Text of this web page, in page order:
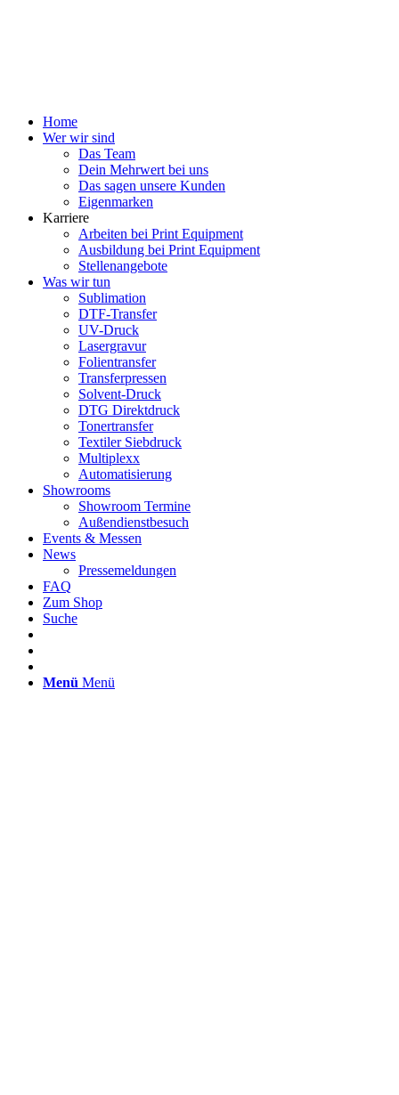
Home
Wer wir sind
Das Team
Dein Mehrwert bei uns
Das sagen unsere Kunden
Eigenmarken
Karriere
Arbeiten bei Print Equipment
Ausbildung bei Print Equipment
Stellenangebote
Was wir tun
Sublimation
DTF-Transfer
UV-Druck
Lasergravur
Folientransfer
Transferpressen
Solvent-Druck
DTG Direktdruck
Tonertransfer
Textiler Siebdruck
Multiplexx
Automatisierung
Showrooms
Showroom Termine
Außendienstbesuch
Events & Messen
News
Pressemeldungen
FAQ
Zum Shop
Suche
Menü Menü